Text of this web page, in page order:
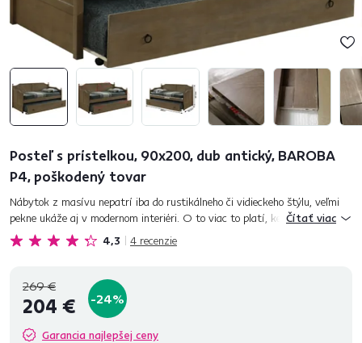
Posteľ s prístelkou, 90x200, dub antický, BAROBA
P4, poškodený tovar
4,3 4 recenzie
Nábytok z masívu nepatrí iba do rustikálneho či vidieckeho štýlu, veľmi
pekne ukáže aj v modernom interiéri. O to viac to platí, keď hovoríme o
posteli BAROBA. Stabilná posteľ z masívu prichádza v mod...
Čítať viac
269 €
204 € -24%
Garancia najlepšej ceny